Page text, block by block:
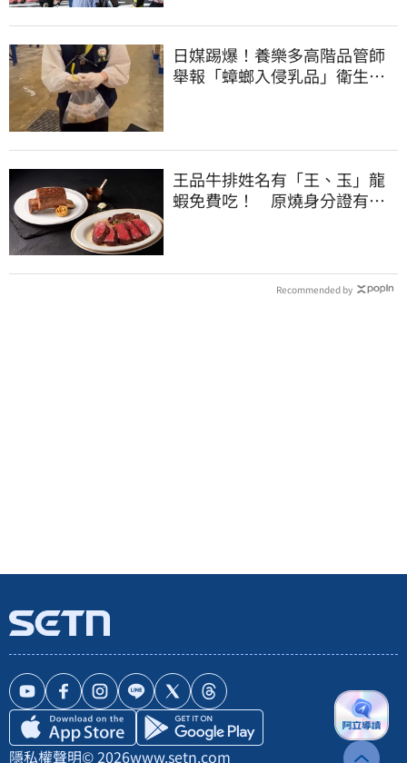
日媒踢爆！養樂多高階品管師
舉報「蟑螂入侵乳品」衛生局
王品牛排姓名有「王、玉」龍
蝦免費吃！ 原燒身分證有
Recommended by
隱私權聲明© 2026www.setn.com